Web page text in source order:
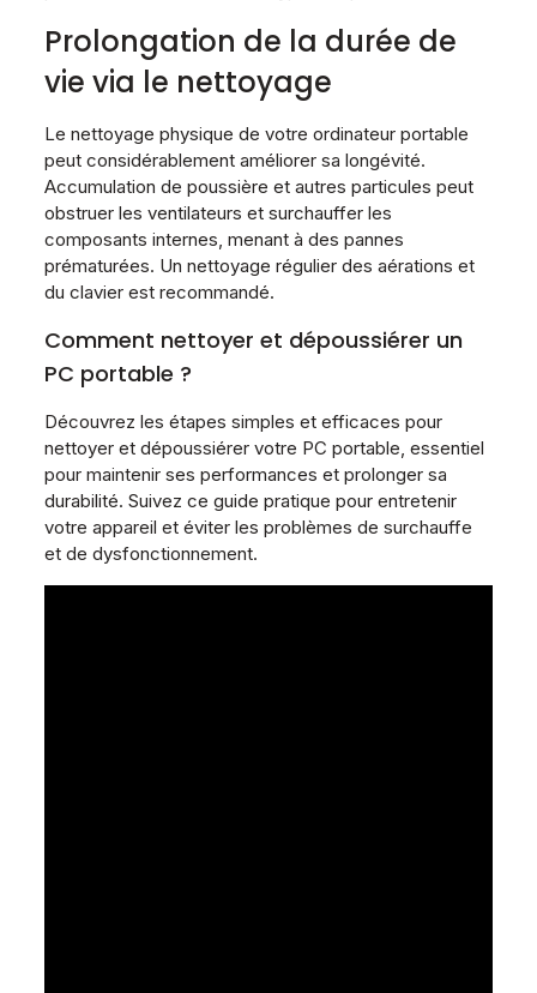
Prolongation de la durée de
vie via le nettoyage
Le nettoyage physique de votre ordinateur portable
peut considérablement améliorer sa longévité.
Accumulation de poussière et autres particules peut
obstruer les ventilateurs et surchauffer les
composants internes, menant à des pannes
prématurées. Un nettoyage régulier des aérations et
du clavier est recommandé.
Comment nettoyer et dépoussiérer un
PC portable ?
Découvrez les étapes simples et efficaces pour
nettoyer et dépoussiérer votre PC portable, essentiel
pour maintenir ses performances et prolonger sa
durabilité. Suivez ce guide pratique pour entretenir
votre appareil et éviter les problèmes de surchauffe
et de dysfonctionnement.